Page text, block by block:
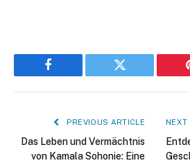
Facebook Twitter
PREVIOUS ARTICLE
Das Leben und Vermächtnis
von Kamala Sohonie: Eine
NEXT